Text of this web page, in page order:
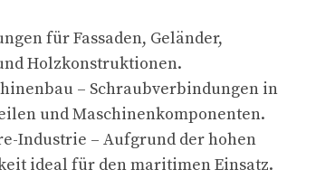
für Fassaden, Geländer,
Holzkonstruktionen.
– Schraubverbindungen in
und Maschinenkomponenten.
Industrie – Aufgrund der hohen
ideal für den maritimen Einsatz.